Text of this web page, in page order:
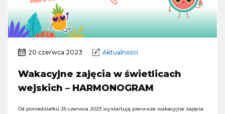
20 czerwca 2023 Aktualności
Wakacyjne zajęcia w świetlicach
wejskich – HARMONOGRAM
Od poniedziałku 26 czerwca 2023 wystartują pierwsze wakacyjne zajęcia